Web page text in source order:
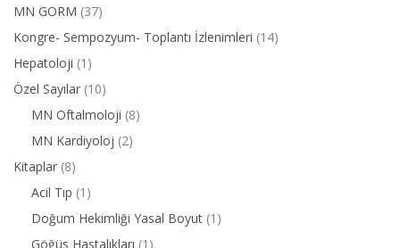
MN GORM (37)
Kongre- Sempozyum- Toplantı İzlenimleri (14)
Hepatoloji (1)
Özel Sayılar (10)
MN Oftalmoloji (8)
MN Kardiyoloj (2)
Kitaplar (8)
Acil Tıp (1)
Doğum Hekimliği Yasal Boyut (1)
Göğüs Hastalıkları (1)